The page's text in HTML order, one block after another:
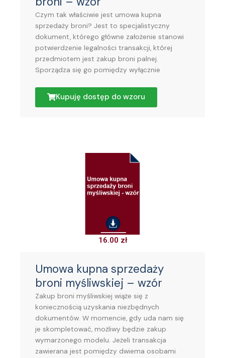
Czym tak właściwie jest umowa kupna
sprzedaży broni? Jest to specjalistyczny
dokument, którego główne założenie stanowi
potwierdzenie legalności transakcji, której
przedmiotem jest zakup broni palnej.
Sporządza się go pomiędzy wyłącznie
Kupuję dostęp do wzoru
16.00 zł
Umowa kupna sprzedaży
broni myśliwskiej – wzór
Zakup broni myśliwskiej wiąże się z
koniecznością uzyskania niezbędnych
dokumentów. W momencie, gdy uda nam się
je skompletować, możliwy będzie zakup
wymarzonego modelu. Jeżeli transakcja
zawierana jest pomiędzy dwiema osobami